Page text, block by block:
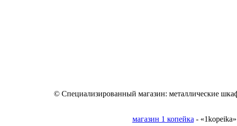
© Специализированный магазин: металлические
магазин 1 копейка - «1kopeika»